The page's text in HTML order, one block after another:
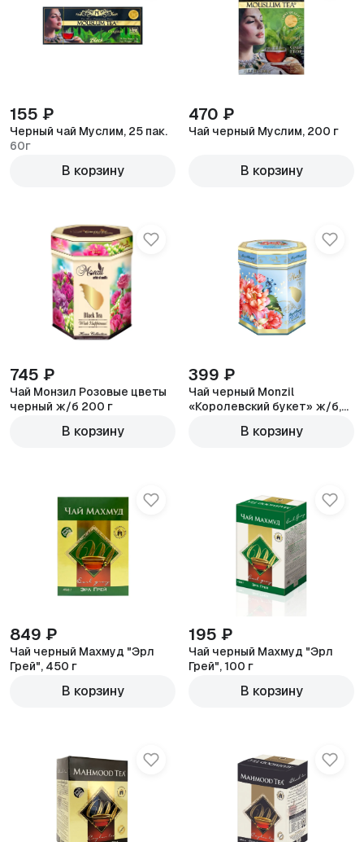
155 ₽
Черный чай Муслим, 25 пак.
60г
В корзину
470 ₽
Чай черный Муслим, 200 г
В корзину
745 ₽
Чай Монзил Розовые цветы
черный ж/б 200 г
В корзину
399 ₽
Чай черный Monzil
«Королевский букет» ж/б,
В корзину
849 ₽
Чай черный Махмуд "Эрл
Грей", 450 г
В корзину
195 ₽
Чай черный Махмуд "Эрл
Грей", 100 г
В корзину